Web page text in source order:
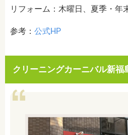
リフォーム：木曜日、夏季・年
参考： 公式HP
クリーニングカーニバル新福